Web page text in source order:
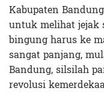
Kabupaten
untuk melihat jejak
bingung harus ke
sangat panjang,
Bandung, silsilah
revolusi